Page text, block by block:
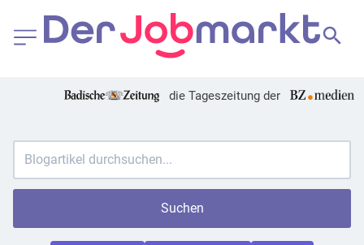
die Tageszeitung der
Suchen